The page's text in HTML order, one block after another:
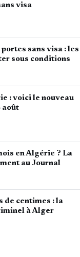
visa
sans visa : les
sous conditions
: voici le nouveau
août
en Algérie ? La
au Journal
de centimes : la
à Alger